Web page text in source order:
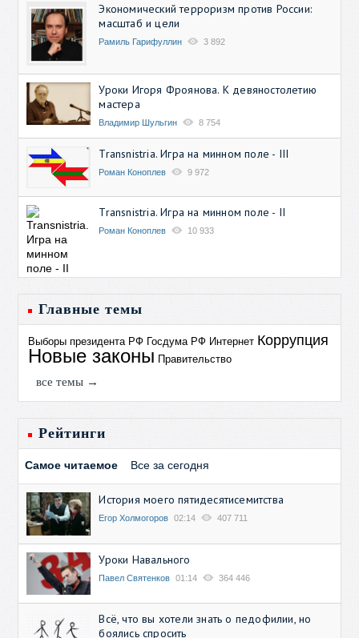
Экономический терроризм против России:
масштаб и цели
Рамиль Гарифуллин 3 892
Уроки Игоря Фроянова. К девяностолетию
мастера
Владимир Шульгин 8 754
Transnistria. Игра на минном поле - III
Роман Коноплев 9 972
Transnistria. Игра на минном поле - II
Роман Коноплев 10 933
Главные темы
Выборы президента РФ Госдума РФ Интернет Коррупция
Новые законы Правительство
все темы →
Рейтинги
Самое читаемое Все за сегодня
История моего пятидесятисемитства
Егор Холмогоров 02:14 407 711
Уроки Навального
Павел Святенков 01:14 364 446
Всё, что вы хотели знать о педофилии, но
боялись спросить